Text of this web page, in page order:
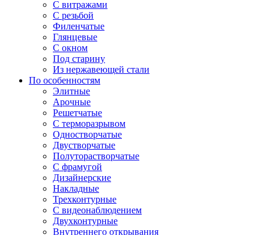
С витражами
С резьбой
Филенчатые
Глянцевые
С окном
Под старину
Из нержавеющей стали
По особенностям
Элитные
Арочные
Решетчатые
С терморазрывом
Одностворчатые
Двустворчатые
Полуторастворчатые
С фрамугой
Дизайнерские
Накладные
Трехконтурные
С видеонаблюдением
Двухконтурные
Внутреннего открывания